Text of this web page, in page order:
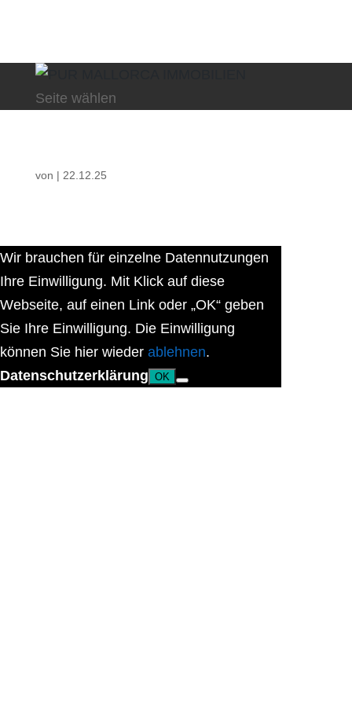
Seite wählen
von | 22.12.25
Wir brauchen für einzelne Datennutzungen
Ihre Einwilligung. Mit Klick auf diese
Webseite, auf einen Link oder „OK“ geben
Sie Ihre Einwilligung. Die Einwilligung
können Sie hier wieder ablehnen.
Datenschutzerklärung OK